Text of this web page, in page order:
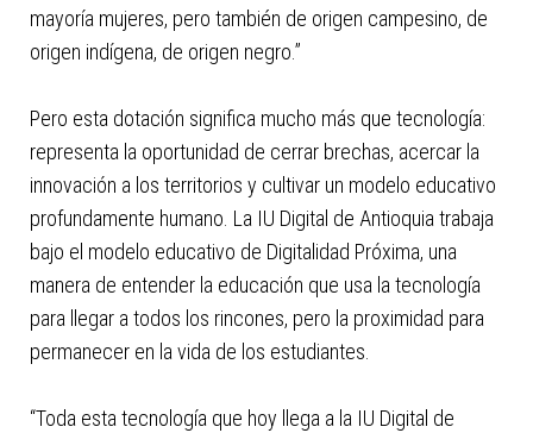
mayoría mujeres, pero también de origen campesino, de
origen indígena, de origen negro.”
Pero esta dotación significa mucho más que tecnología:
representa la oportunidad de cerrar brechas, acercar la
innovación a los territorios y cultivar un modelo educativo
profundamente humano. La IU Digital de Antioquia trabaja
bajo el modelo educativo de Digitalidad Próxima, una
manera de entender la educación que usa la tecnología
para llegar a todos los rincones, pero la proximidad para
permanecer en la vida de los estudiantes.
“Toda esta tecnología que hoy llega a la IU Digital de